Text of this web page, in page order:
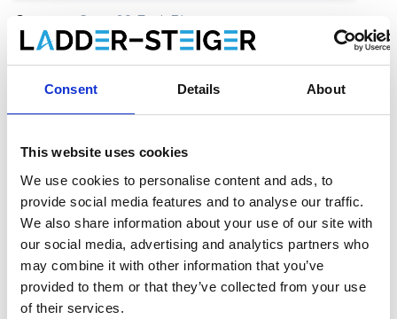
Consent Details About
This website uses cookies
We use cookies to personalise content and ads, to
provide social media features and to analyse our traffic.
We also share information about your use of our site with
our social media, advertising and analytics partners who
may combine it with other information that you’ve
provided to them or that they’ve collected from your use
of their services.
€241,00 €242,68 Excl. Btw
€291,61
€293,64 Incl. BTW
Gratis verzending binnen 1-3 werkdagen of afhalen in
Etten-Leur of Maaseik (contacteer onze klantenservice)
Toevoegen aan winkelwagen
Toevoegen aan offerte
Opslaan in favorieten